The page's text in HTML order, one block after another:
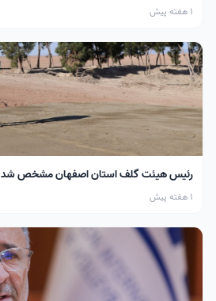
1 هفته پیش
رئیس هیئت گلف استان اصفهان مشخص شد
1 هفته پیش